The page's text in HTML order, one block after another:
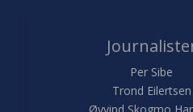
Per Sibe
Trond Eilertsen